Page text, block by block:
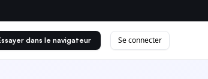
dans le navigateur Se connecter